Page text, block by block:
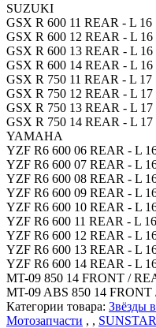
SUZUKI
GSX R 600 11 REAR - L
GSX R 600 12 REAR - L
GSX R 600 13 REAR - L
GSX R 600 14 REAR - L
GSX R 750 11 REAR - L
GSX R 750 12 REAR - L
GSX R 750 13 REAR - L
GSX R 750 14 REAR - L
YAMAHA
YZF R6 600 06 REAR - L
YZF R6 600 07 REAR - L
YZF R6 600 08 REAR - L
YZF R6 600 09 REAR - L
YZF R6 600 10 REAR - L
YZF R6 600 11 REAR - L
YZF R6 600 12 REAR - L
YZF R6 600 13 REAR - L
YZF R6 600 14 REAR - L
MT-09 850 14 FRONT /
MT-09 ABS 850 14
Категории товара: Звёзды
Мотозапчасти , , SUNSTAR